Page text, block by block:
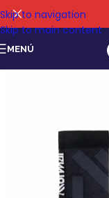
Skip to navigation
Skip to main content
MENÚ